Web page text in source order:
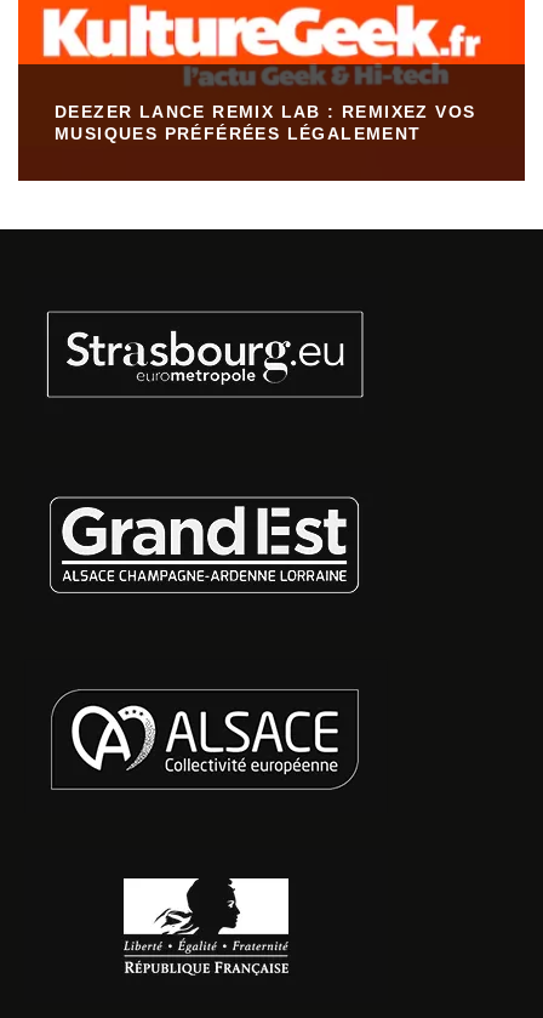
DEEZER LANCE REMIX LAB : REMIXEZ VOS
MUSIQUES PRÉFÉRÉES LÉGALEMENT